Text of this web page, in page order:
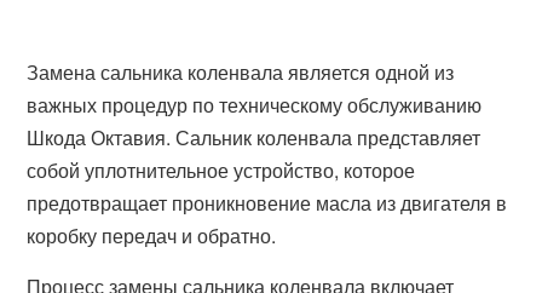
Замена сальника коленвала является одной из
важных процедур по техническому обслуживанию
Шкода Октавия. Сальник коленвала представляет
собой уплотнительное устройство, которое
предотвращает проникновение масла из двигателя в
коробку передач и обратно.
Процесс замены сальника коленвала включает